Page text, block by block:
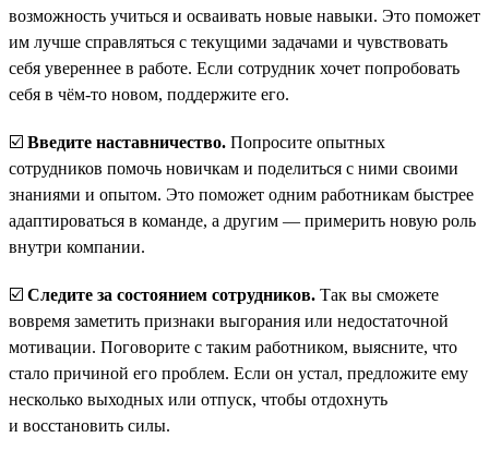
возможность учиться и осваивать новые навыки. Это поможет
им лучше справляться с текущими задачами и чувствовать
себя увереннее в работе. Если сотрудник хочет попробовать
себя в чём-то новом, поддержите его.
☑️ Введите наставничество. Попросите опытных
сотрудников помочь новичкам и поделиться с ними своими
знаниями и опытом. Это поможет одним работникам быстрее
адаптироваться в команде, а другим — примерить новую роль
внутри компании.
☑️ Следите за состоянием сотрудников. Так вы сможете
вовремя заметить признаки выгорания или недостаточной
мотивации. Поговорите с таким работником, выясните, что
стало причиной его проблем. Если он устал, предложите ему
несколько выходных или отпуск, чтобы отдохнуть
и восстановить силы.